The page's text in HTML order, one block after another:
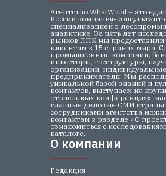
Редакция
Агентство WhatWood – это
России компания-консультант
специализацией в
аналитике. За пять лет
рынков ЛПК мы предоставили
клиентам в 15 странах мира.
промышленные компании,
инвесторы, госструктуры,
организации, индивидуальные
предприниматели. Мы
уникальной базой знаний и
контактов, выступаем на
отраслевых конференциях,
главные деловые СМИ страны.
сотрудниками агентства
контактам в разделе «О
ознакомиться с
каталоге.
О компании
О компании